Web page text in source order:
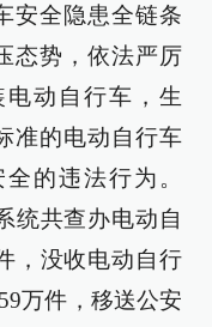
安全隐患全链条
态势，依法严厉
动自行车，生
准的电动自行车
的违法行为。
统共查办电动自
，没收电动自行
万件，移送公安